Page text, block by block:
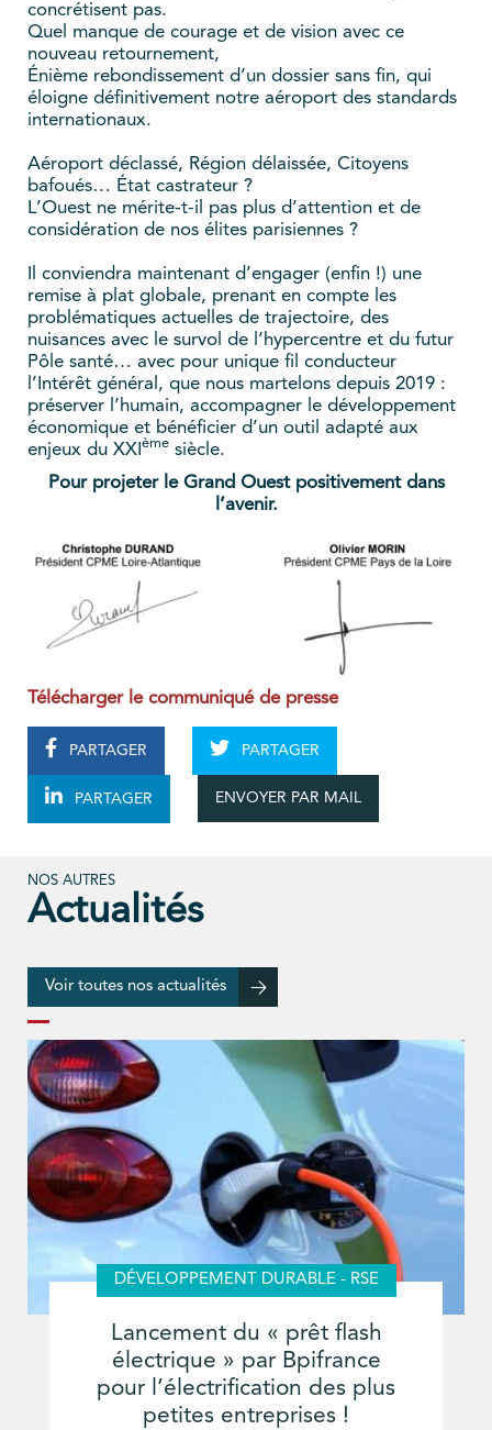
concrétisent pas.
Quel manque de courage et de vision avec ce
nouveau retournement,
Énième rebondissement d’un dossier sans fin, qui
éloigne définitivement notre aéroport des standards
internationaux.
Aéroport déclassé, Région délaissée, Citoyens
bafoués… État castrateur ?
L’Ouest ne mérite-t-il pas plus d’attention et de
considération de nos élites parisiennes ?
Il conviendra maintenant d’engager (enfin !) une
remise à plat globale, prenant en compte les
problématiques actuelles de trajectoire, des
nuisances avec le survol de l’hypercentre et du futur
Pôle santé… avec pour unique fil conducteur
l’Intérêt général, que nous martelons depuis 2019 :
préserver l’humain, accompagner le développement
économique et bénéficier d’un outil adapté aux
enjeux du XXI ème siècle.
Pour projeter le Grand Ouest positivement dans
l’avenir.
Télécharger le communiqué de presse
PARTAGER PARTAGER
PARTAGER ENVOYER PAR MAIL
NOS AUTRES
Actualités
Voir toutes nos actualités
DÉVELOPPEMENT DURABLE - RSE
Lancement du « prêt flash
électrique » par Bpifrance
pour l’électrification des plus
petites entreprises !